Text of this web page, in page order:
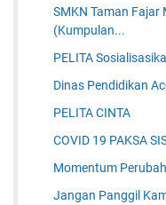
SMKN Taman Fajar
(Kumpulan...
PELITA
Dinas Pendidikan
PELITA CINTA
COVID 19 PAKSA
Momentum
Jangan Panggil